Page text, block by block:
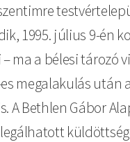
1995. július 9-én
– ma a bélesi
megalakulás
A Bethlen Gábor